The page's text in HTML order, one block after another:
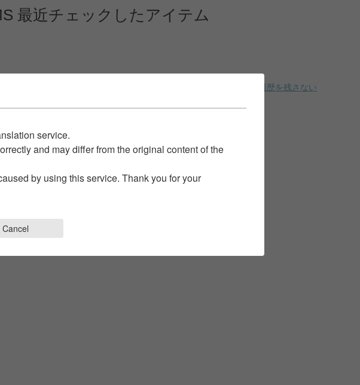
最近チェックしたアイテム
履歴を残さない
service.
and may differ from the original content of the
by using this service. Thank you for your
Cancel